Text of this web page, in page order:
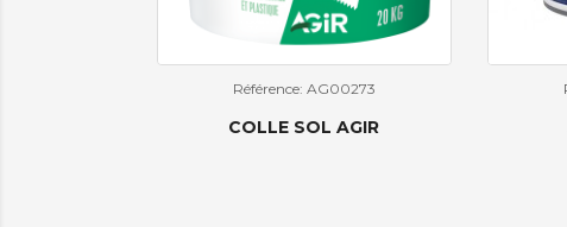
Référence: AG00273
COLLE SOL AGIR